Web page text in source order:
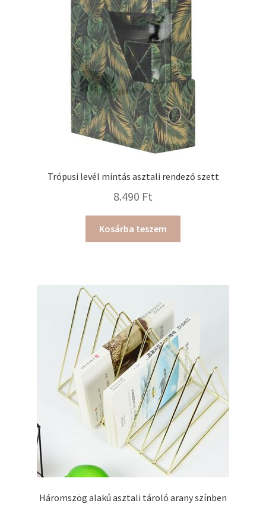
Trópusi levél mintás asztali rendező szett
8.490 Ft
Kosárba teszem
Háromszög alakú asztali tároló arany színben